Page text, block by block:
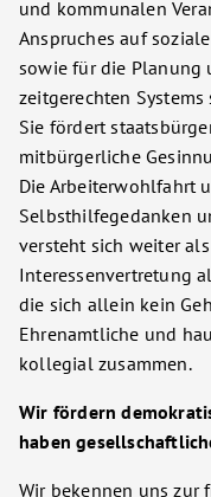
und kommunalen
Anspruches auf
sowie für die Planung
zeitgerechten
Sie fördert
mitbürgerliche
Die Arbeiterwohlfahrt
Selbsthilfegedanken
versteht sich weiter
Interessenvertretung
die sich allein kein
Ehrenamtliche und
kollegial zusammen.
Wir fördern
haben
Wir bekennen uns zur